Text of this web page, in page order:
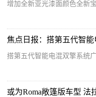
增加全新亚光漆面颜色全新
搭第五代智能电混双擎系统
或为Roma敞篷版车型 法